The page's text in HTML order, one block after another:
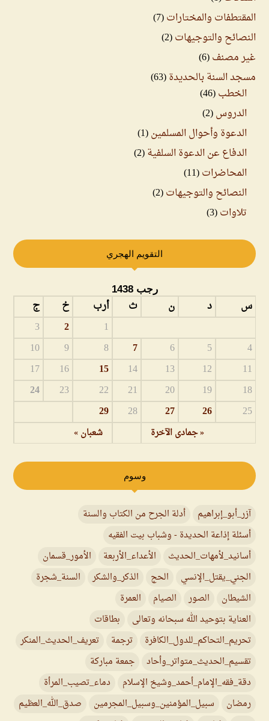
المقتطفات والمختارات(7)
النصائح والتوجيهات(2)
غير مصنف(6)
مسجد السنة بالحديدة(63)
الخطب(46)
الدروس(2)
الدعوة وأحوال المسلمين(1)
الدفاع عن الدعوة السلفية(2)
المحاضرات(11)
النصائح والتوجيهات(2)
تلاوات(3)
التقويم الهجري
رجب 1438
س د ن ث أرب خ ج
« جمادى الآخرة شعبان »
1
2
3
4
5
6
7
8
9
10
11
12
13
14
15
16
17
18
19
20
21
22
23
24
25
26
27
28
29
وسوم
آزر_أبو_إبراهيم
أدلة الجرح من الكتاب والسنة
أسئلة إذاعة الحديدة - وشباب بيت الفقيه
أسانيد_لأمهات_الحديث
الأعداء_الأربعة
الأمور_قسمان
الجني_يقتل_الإنسي
الحج الذكر_والشكر
السنة_شجرة
الشيطان
الصور الصيام
العمرة
العناية بتوحيد الله سبحانه وتعالى
بطاقات
تحريم_التحاكم_للدول_الكافرة
ترجمة
تعريف_الحديث_المنكر
تقسيم_الحديث_متواتر_وأحاد
جمعة مباركة
دقة_فقه_الإمام_أحمد_وشيخ الإسلام
دماء_تصيب_المرأة
رمضان
سبيل_المؤمنين_وسبيل_المجرمين
صدق_الله_العظيم